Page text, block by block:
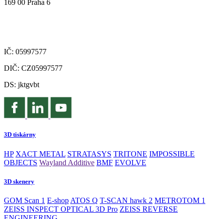
169 00 Praha 6
IČ: 05997577
DIČ: CZ05997577
DS: jktgvbt
3D tiskárny
HP XACT METAL STRATASYS TRITONE IMPOSSIBLE
OBJECTS Wayland Additive BMF EVOLVE
3D skenery
GOM Scan 1 E-shop ATOS Q T-SCAN hawk 2 METROTOM 1
ZEISS INSPECT OPTICAL 3D Pro ZEISS REVERSE